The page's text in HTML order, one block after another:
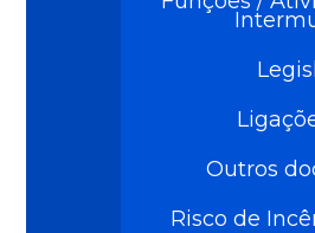
Outros
Risco de